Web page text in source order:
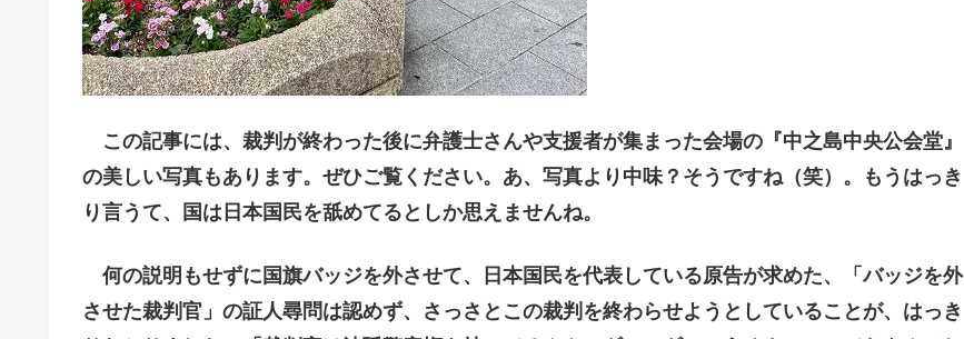
この記事には、裁判が終わった後に弁護士さんや支援者が集まった会場の『中之島中央公会堂』
の美しい写真もあります。ぜひご覧ください。あ、写真より中味？そうですね（笑）。もうはっき
り言うて、国は日本国民を舐めてるとしか思えませんね。
何の説明もせずに国旗バッジを外させて、日本国民を代表している原告が求めた、「バッジを外
させた裁判官」の証人尋問は認めず、さっさとこの裁判を終わらせようとしていることが、はっき